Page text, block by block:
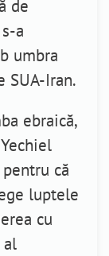
de
a
umbra
SUA-Iran.
ebraică,
că
luptele
cu
al